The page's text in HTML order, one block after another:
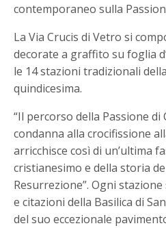
contemporaneo sulla
La Via Crucis di Vetro si
decorate a graffito su foglia
le 14 stazioni tradizionali
quindicesima.
“Il percorso della Passione
condanna alla crocifissione
arricchisce così di un’ultima
cristianesimo e della storia
Resurrezione”. Ogni
e citazioni della Basilica di
del suo eccezionale